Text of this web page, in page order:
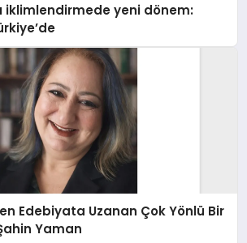
iklimlendirmede yeni dönem:
Edebiyata Uzanan Çok Yönlü Bir
Yaman